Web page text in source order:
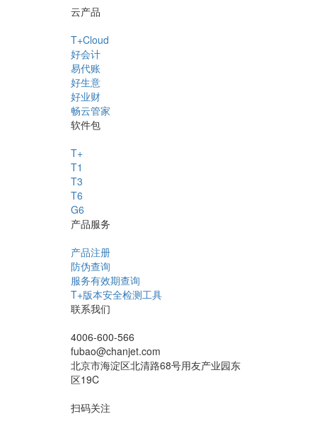
云产品
T+Cloud
好会计
易代账
好生意
好业财
畅云管家
软件包
T+
T1
T3
T6
G6
产品服务
产品注册
防伪查询
服务有效期查询
T+版本安全检测工具
联系我们
4006-600-566
fubao@chanjet.com
北京市海淀区北清路68号用友产业园东
区19C
扫码关注